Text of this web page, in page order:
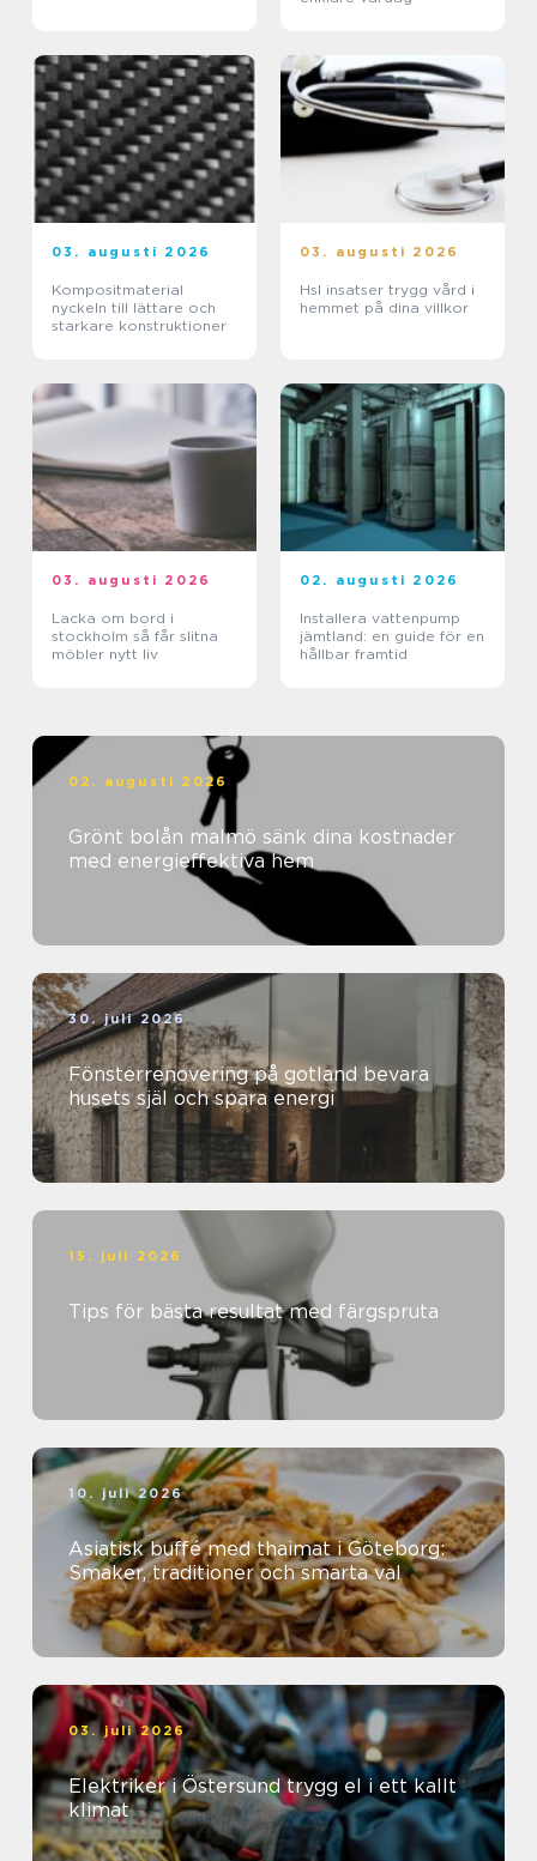
03. augusti 2026
Kompositmaterial
nyckeln till lättare och
starkare konstruktioner
03. augusti 2026
Hsl insatser trygg vård i
hemmet på dina villkor
03. augusti 2026
Lacka om bord i
stockholm så får slitna
möbler nytt liv
02. augusti 2026
Installera vattenpump
jämtland: en guide för en
hållbar framtid
02. augusti 2026
Grönt bolån malmö sänk dina kostnader
med energieffektiva hem
30. juli 2026
Fönsterrenovering på gotland bevara
husets själ och spara energi
15. juli 2026
Tips för bästa resultat med färgspruta
10. juli 2026
Asiatisk buffé med thaimat i Göteborg:
Smaker, traditioner och smarta val
03. juli 2026
Elektriker i Östersund trygg el i ett kallt
klimat